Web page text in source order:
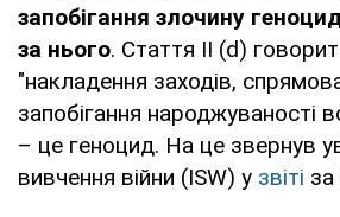
запобігання злочину
за нього. Стаття II (d)
"накладення заходів,
запобігання народжуваності
– це геноцид. На це звернув
вивчення війни (ISW) у звіті